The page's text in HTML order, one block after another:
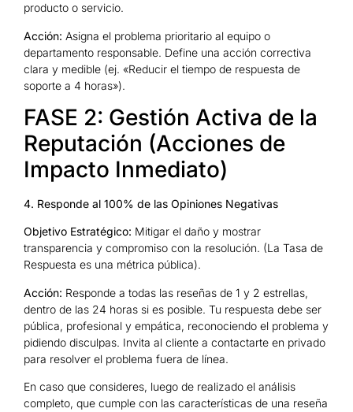
producto o servicio.
Acción: Asigna el problema prioritario al equipo o
departamento responsable. Define una acción correctiva
clara y medible (ej. «Reducir el tiempo de respuesta de
soporte a 4 horas»).
FASE 2: Gestión Activa de la
Reputación (Acciones de
Impacto Inmediato)
4. Responde al 100% de las Opiniones Negativas
Objetivo Estratégico: Mitigar el daño y mostrar
transparencia y compromiso con la resolución. (La Tasa de
Respuesta es una métrica pública).
Acción: Responde a todas las reseñas de 1 y 2 estrellas,
dentro de las 24 horas si es posible. Tu respuesta debe ser
pública, profesional y empática, reconociendo el problema y
pidiendo disculpas. Invita al cliente a contactarte en privado
para resolver el problema fuera de línea.
En caso que consideres, luego de realizado el análisis
completo, que cumple con las características de una reseña